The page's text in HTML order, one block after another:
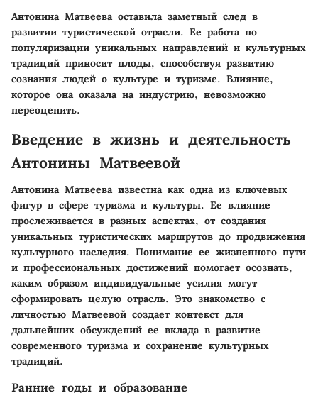
Антонина Матвеева оставила заметный след в
развитии туристической отрасли. Ее работа по
популяризации уникальных направлений и культурных
традиций приносит плоды, способствуя развитию
сознания людей о культуре и туризме. Влияние,
которое она оказала на индустрию, невозможно
переоценить.
Введение в жизнь и деятельность
Антонины Матвеевой
Антонина Матвеева известна как одна из ключевых
фигур в сфере туризма и культуры. Ее влияние
прослеживается в разных аспектах, от создания
уникальных туристических маршрутов до продвижения
культурного наследия. Понимание ее жизненного пути
и профессиональных достижений помогает осознать,
каким образом индивидуальные усилия могут
сформировать целую отрасль. Это знакомство с
личностью Матвеевой создает контекст для
дальнейших обсуждений ее вклада в развитие
современного туризма и сохранение культурных
традиций.
Ранние годы и образование